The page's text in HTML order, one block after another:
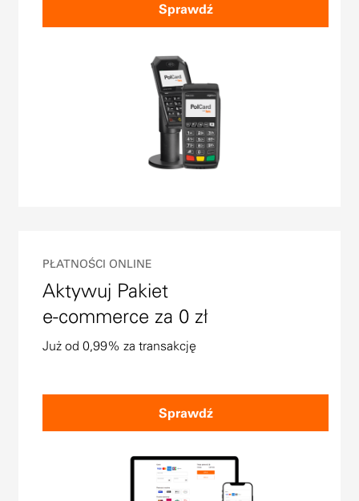
Sprawdź
PŁATNOŚCI ONLINE
Aktywuj Pakiet
e-commerce za 0 zł
Już od 0,99% za transakcję
Sprawdź